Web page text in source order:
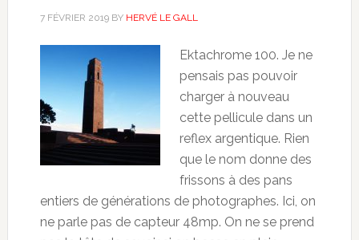
7 FÉVRIER 2019BY HERVÉ LE GALL
Ektachrome 100. Je ne
pensais pas pouvoir
charger à nouveau
cette pellicule dans un
reflex argentique. Rien
que le nom donne des
frissons à des pans
entiers de générations de photographes. Ici, on
ne parle pas de capteur 48mp. On ne se prend